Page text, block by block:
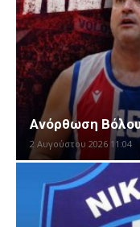
Ανόρθωση
2 Αυγούστου 2026 11:04